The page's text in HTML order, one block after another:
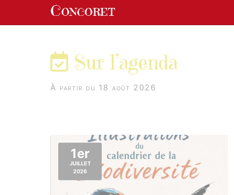
Concoret
Sur l’agenda
À partir du 18 août 2026
1er
JUILLET
2026
Panneau de gestion des cookies